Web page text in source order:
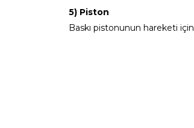
5) Piston
Baskı pistonunun hareketi için